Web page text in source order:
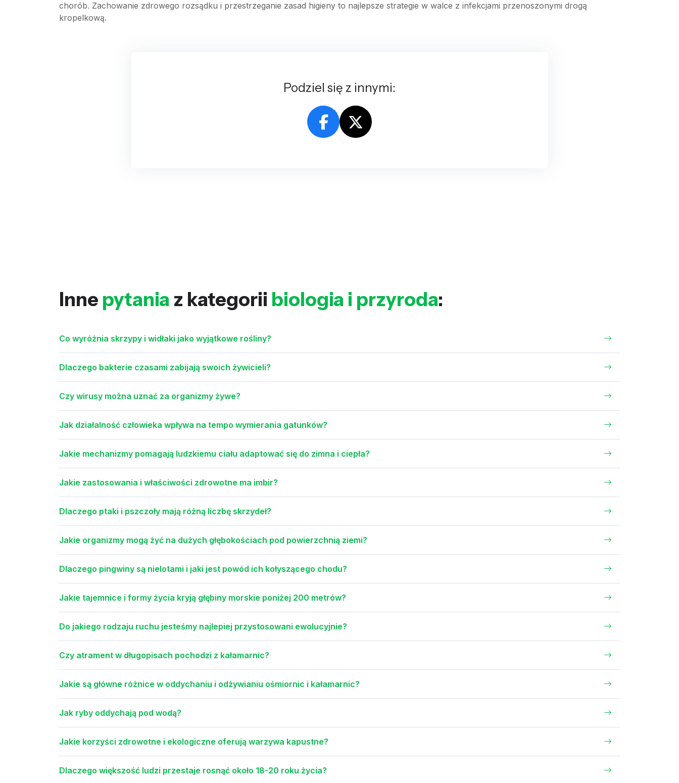
chorób. Zachowanie zdrowego rozsądku i przestrzeganie zasad higieny to najlepsze strategie w walce z infekcjami przenoszonymi drogą
kropelkową.
Podziel się z innymi:
Inne pytania z kategorii biologia i przyroda:
Co wyróżnia skrzypy i widłaki jako wyjątkowe rośliny?
Dlaczego bakterie czasami zabijają swoich żywicieli?
Czy wirusy można uznać za organizmy żywe?
Jak działalność człowieka wpływa na tempo wymierania gatunków?
Jakie mechanizmy pomagają ludzkiemu ciału adaptować się do zimna i ciepła?
Jakie zastosowania i właściwości zdrowotne ma imbir?
Dlaczego ptaki i pszczoły mają różną liczbę skrzydeł?
Jakie organizmy mogą żyć na dużych głębokościach pod powierzchnią ziemi?
Dlaczego pingwiny są nielotami i jaki jest powód ich kołyszącego chodu?
Jakie tajemnice i formy życia kryją głębiny morskie poniżej 200 metrów?
Do jakiego rodzaju ruchu jesteśmy najlepiej przystosowani ewolucyjnie?
Czy atrament w długopisach pochodzi z kałamarnic?
Jakie są główne różnice w oddychaniu i odżywianiu ośmiornic i kałamarnic?
Jak ryby oddychają pod wodą?
Jakie korzyści zdrowotne i ekologiczne oferują warzywa kapustne?
Dlaczego większość ludzi przestaje rosnąć około 18-20 roku życia?